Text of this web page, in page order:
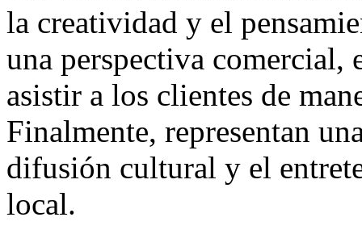
la creatividad y el
una perspectiva comercial,
asistir a los clientes de
Finalmente, representan
difusión cultural y el
local.